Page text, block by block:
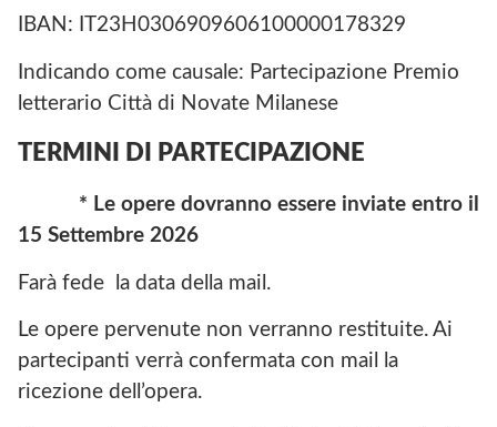
IBAN: IT23H0306909606100000178329
Indicando come causale: Partecipazione Premio
letterario Città di Novate Milanese
TERMINI DI PARTECIPAZIONE
* Le opere dovranno essere inviate entro il
15 Settembre 2026
Farà fede la data della mail.
Le opere pervenute non verranno restituite. Ai
partecipanti verrà confermata con mail la
ricezione dell’opera.